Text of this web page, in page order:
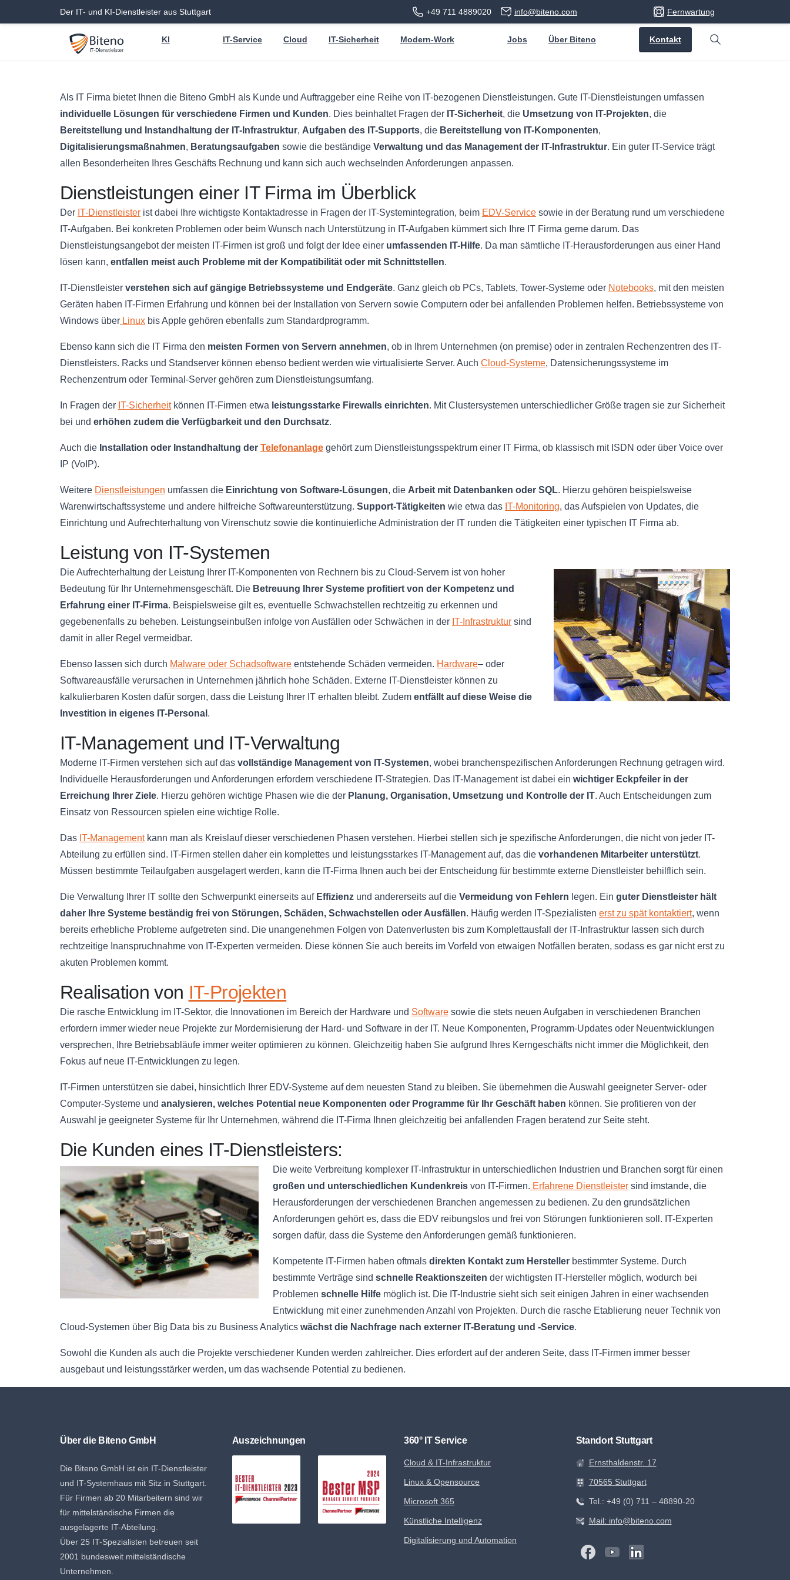
Der IT- und KI-Dienstleister aus Stuttgart +49 711 4889020 info@biteno.com Fernwartung
KI IT-Service Cloud IT-Sicherheit Modern-Work Jobs Über Biteno Kontakt
Search
Als IT Firma bietet Ihnen die Biteno GmbH als Kunde und Auftraggeber eine Reihe von IT-bezogenen Dienstleistungen. Gute IT-Dienstleistungen umfassen
individuelle Lösungen für verschiedene Firmen und Kunden. Dies beinhaltet Fragen der IT-Sicherheit, die Umsetzung von IT-Projekten, die
Bereitstellung und Instandhaltung der IT-Infrastruktur, Aufgaben des IT-Supports, die Bereitstellung von IT-Komponenten,
Digitalisierungsmaßnahmen, Beratungsaufgaben sowie die beständige Verwaltung und das Management der IT-Infrastruktur. Ein guter IT-Service trägt
allen Besonderheiten Ihres Geschäfts Rechnung und kann sich auch wechselnden Anforderungen anpassen.
Dienstleistungen einer IT Firma im Überblick
Der IT-Dienstleister ist dabei Ihre wichtigste Kontaktadresse in Fragen der IT-Systemintegration, beim EDV-Service sowie in der Beratung rund um verschiedene
IT-Aufgaben. Bei konkreten Problemen oder beim Wunsch nach Unterstützung in IT-Aufgaben kümmert sich Ihre IT Firma gerne darum. Das
Dienstleistungsangebot der meisten IT-Firmen ist groß und folgt der Idee einer umfassenden IT-Hilfe. Da man sämtliche IT-Herausforderungen aus einer Hand
lösen kann, entfallen meist auch Probleme mit der Kompatibilität oder mit Schnittstellen.
IT-Dienstleister verstehen sich auf gängige Betriebssysteme und Endgeräte. Ganz gleich ob PCs, Tablets, Tower-Systeme oder Notebooks, mit den meisten
Geräten haben IT-Firmen Erfahrung und können bei der Installation von Servern sowie Computern oder bei anfallenden Problemen helfen. Betriebssysteme von
Windows über Linux bis Apple gehören ebenfalls zum Standardprogramm.
Ebenso kann sich die IT Firma den meisten Formen von Servern annehmen, ob in Ihrem Unternehmen (on premise) oder in zentralen Rechenzentren des IT-
Dienstleisters. Racks und Standserver können ebenso bedient werden wie virtualisierte Server. Auch Cloud-Systeme, Datensicherungssysteme im
Rechenzentrum oder Terminal-Server gehören zum Dienstleistungsumfang.
In Fragen der IT-Sicherheitkönnen IT-Firmen etwa leistungsstarke Firewalls einrichten. Mit Clustersystemen unterschiedlicher Größe tragen sie zur Sicherheit
bei und erhöhen zudem die Verfügbarkeit und den Durchsatz.
Auch die Installation oder Instandhaltung der Telefonanlage gehört zum Dienstleistungsspektrum einer IT Firma, ob klassisch mit ISDN oder über Voice over
IP (VoIP).
Weitere Dienstleistungen umfassen die Einrichtung von Software-Lösungen, die Arbeit mit Datenbanken oder SQL. Hierzu gehören beispielsweise
Warenwirtschaftssysteme und andere hilfreiche Softwareunterstützung. Support-Tätigkeiten wie etwa das IT-Monitoring, das Aufspielen von Updates, die
Einrichtung und Aufrechterhaltung von Virenschutz sowie die kontinuierliche Administration der IT runden die Tätigkeiten einer typischen IT Firma ab.
Leistung von IT-Systemen
Die Aufrechterhaltung der Leistung Ihrer IT-Komponenten von Rechnern bis zu Cloud-Servern ist von hoher
Bedeutung für Ihr Unternehmensgeschäft. Die Betreuung Ihrer Systeme profitiert von der Kompetenz und
Erfahrung einer IT-Firma. Beispielsweise gilt es, eventuelle Schwachstellen rechtzeitig zu erkennen und
gegebenenfalls zu beheben. Leistungseinbußen infolge von Ausfällen oder Schwächen in der IT-Infrastruktur sind
damit in aller Regel vermeidbar.
Ebenso lassen sich durch Malware oder Schadsoftware entstehende Schäden vermeiden. Hardware– oder
Softwareausfälle verursachen in Unternehmen jährlich hohe Schäden. Externe IT-Dienstleister können zu
kalkulierbaren Kosten dafür sorgen, dass die Leistung Ihrer IT erhalten bleibt. Zudem entfällt auf diese Weise die
Investition in eigenes IT-Personal .
IT-Management und IT-Verwaltung
Moderne IT-Firmen verstehen sich auf das vollständige Management von IT-Systemen, wobei branchenspezifischen Anforderungen Rechnung getragen wird.
Individuelle Herausforderungen und Anforderungen erfordern verschiedene IT-Strategien. Das IT-Management ist dabei ein wichtiger Eckpfeiler in der
Erreichung Ihrer Ziele. Hierzu gehören wichtige Phasen wie die der Planung, Organisation, Umsetzung und Kontrolle der IT. Auch Entscheidungen zum
Einsatz von Ressourcen spielen eine wichtige Rolle.
Das IT-Managementkann man als Kreislauf dieser verschiedenen Phasen verstehen. Hierbei stellen sich je spezifische Anforderungen, die nicht von jeder IT-
Abteilung zu erfüllen sind. IT-Firmen stellen daher ein komplettes und leistungsstarkes IT-Management auf, das die vorhandenen Mitarbeiter unterstützt.
Müssen bestimmte Teilaufgaben ausgelagert werden, kann die IT-Firma Ihnen auch bei der Entscheidung für bestimmte externe Dienstleister behilflich sein.
Die Verwaltung Ihrer IT sollte den Schwerpunkt einerseits auf Effizienz und andererseits auf die Vermeidung von Fehlern legen. Ein guter Dienstleister hält
daher Ihre Systeme beständig frei von Störungen, Schäden, Schwachstellen oder Ausfällen. Häufig werden IT-Spezialisten erst zu spät kontaktiert, wenn
bereits erhebliche Probleme aufgetreten sind. Die unangenehmen Folgen von Datenverlusten bis zum Komplettausfall der IT-Infrastruktur lassen sich durch
rechtzeitige Inanspruchnahme von IT-Experten vermeiden. Diese können Sie auch bereits im Vorfeld von etwaigen Notfällen beraten, sodass es gar nicht erst zu
akuten Problemen kommt.
Realisation von IT-Projekten
Die rasche Entwicklung im IT-Sektor, die Innovationen im Bereich der Hardware und Software sowie die stets neuen Aufgaben in verschiedenen Branchen
erfordern immer wieder neue Projekte zur Mordernisierung der Hard- und Software in der IT. Neue Komponenten, Programm-Updates oder Neuentwicklungen
versprechen, Ihre Betriebsabläufe immer weiter optimieren zu können. Gleichzeitig haben Sie aufgrund Ihres Kerngeschäfts nicht immer die Möglichkeit, den
Fokus auf neue IT-Entwicklungen zu legen.
IT-Firmen unterstützen sie dabei, hinsichtlich Ihrer EDV-Systeme auf dem neuesten Stand zu bleiben. Sie übernehmen die Auswahl geeigneter Server- oder
Computer-Systeme und analysieren, welches Potential neue Komponenten oder Programme für Ihr Geschäft haben können. Sie profitieren von der
Auswahl je geeigneter Systeme für Ihr Unternehmen, während die IT-Firma Ihnen gleichzeitig bei anfallenden Fragen beratend zur Seite steht.
Die Kunden eines IT-Dienstleisters:
Die weite Verbreitung komplexer IT-Infrastruktur in unterschiedlichen Industrien und Branchen sorgt für einen
großen und unterschiedlichen Kundenkreis von IT-Firmen. Erfahrene Dienstleister sind imstande, die
Herausforderungen der verschiedenen Branchen angemessen zu bedienen. Zu den grundsätzlichen
Anforderungen gehört es, dass die EDV reibungslos und frei von Störungen funktionieren soll. IT-Experten
sorgen dafür, dass die Systeme den Anforderungen gemäß funktionieren.
Kompetente IT-Firmen haben oftmals direkten Kontakt zum Hersteller bestimmter Systeme. Durch
bestimmte Verträge sind schnelle Reaktionszeiten der wichtigsten IT-Hersteller möglich, wodurch bei
Problemen schnelle Hilfe möglich ist. Die IT-Industrie sieht sich seit einigen Jahren in einer wachsenden
Entwicklung mit einer zunehmenden Anzahl von Projekten. Durch die rasche Etablierung neuer Technik von
Cloud-Systemen über Big Data bis zu Business Analytics wächst die Nachfrage nach externer IT-Beratung und -Service.
Sowohl die Kunden als auch die Projekte verschiedener Kunden werden zahlreicher. Dies erfordert auf der anderen Seite, dass IT-Firmen immer besser
ausgebaut und leistungsstärker werden, um das wachsende Potential zu bedienen.
Über die Biteno GmbH
Die Biteno GmbH ist ein IT-Dienstleister
und IT-Systemhaus mit Sitz in Stuttgart.
Für Firmen ab 20 Mitarbeitern sind wir
für mittelständische Firmen die
ausgelagerte IT-Abteilung.
Über 25 IT-Spezialisten betreuen seit
2001 bundesweit mittelständische
Unternehmen.
Auszeichnungen 360° IT Service
Cloud & IT-Infrastruktur
Linux & Opensource
Microsoft 365
Künstliche Intelligenz
Digitalisierung und Automation
Standort Stuttgart
Ernsthaldenstr. 17
70565 Stuttgart
Tel.: +49 (0) 711 – 48890-20
Mail: info@biteno.com